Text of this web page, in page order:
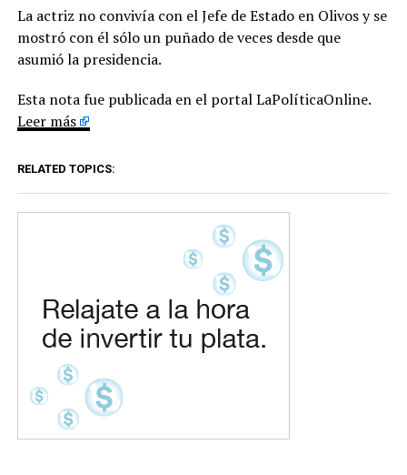
La actriz no convivía con el Jefe de Estado en Olivos y se
mostró con él sólo un puñado de veces desde que
asumió la presidencia.
Esta nota fue publicada en el portal LaPolíticaOnline.
Leer más
RELATED TOPICS: